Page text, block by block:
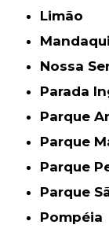
Limão
Mandaqui
Nossa
Parada
Parque
Parque
Parque
Parque
Pompéia